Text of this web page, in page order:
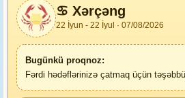
♋ Xərçəng
22 İyun - 22 İyul · 07/08/2026
Bugünkü proqnoz:
Fərdi hədəflərinizə çatmaq üçün